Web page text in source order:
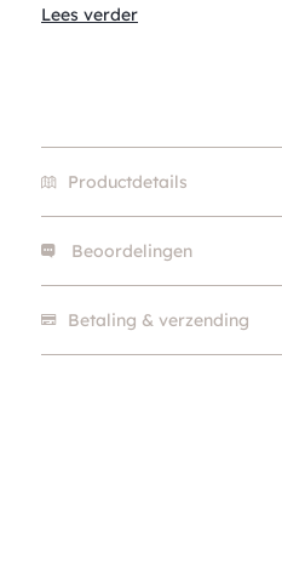
Lees verder
Productdetails
Merk
Kleur
Hondgrootte
SKU
Beoordelingen
Betaling & verzending